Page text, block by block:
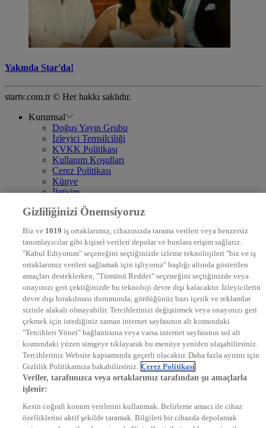
Yakında Star'da!
startv.com.tr © Her hakkı saklıdır.
Kurumsal
Doğuş Yayın Grubu
İzleyici Temsilciliği
KVKK Politikası
Kullanım Koşulları
Çerez Politikası
Künye
İletişim
DYG Televizyonlar
STAR
EURO STAR
KRAL POP TV
DYG Radyolar
NTV RADYO
KRAL FM
KRAL POP
EKSEN
VOYAGE
DYG Dijital
ntv.com.tr
ntvspor.net
secim.ntv.com.tr
startv.com.tr
kralmuzik.com.tr
Gizliliğinizi Önemsiyoruz
Biz ve 1019 iş ortaklarımız, cihazınızda tarama verileri veya benzersiz
tanımlayıcılar gibi kişisel verileri depolar ve bunlara erişim sağlarız.
"Kabul Ediyorum" seçeneğini seçtiğinizde izleme teknolojileri "biz ve iş
ortaklarımız verileri sağlamak için işliyoruz" başlığı altında gösterilen
amaçları desteklerken, "Tümünü Reddet" seçeneğini seçtiğinizde veya
onayınızı geri çektiğinizde bu teknoloji devre dışı kalacaktır. İzleyicilerin
devre dışı bırakılması durumunda, gördüğünüz bazı içerik ve reklamlar
sizinle alakalı olmayabilir. Tercihlerinizi değiştirmek veya onayınızı geri
çekmek için istediğiniz zaman internet sayfasının alt kısmındaki
"Tercihleri Yönet" bağlantısına veya varsa internet sayfasının sol alt
kısmındaki yüzen simgeye tıklayarak bu menüye yeniden ulaşabilirsiniz.
Tercihleriniz Website kapsamında geçerli olacaktır. Daha fazla ayrıntı için
Gizlilik Politikamıza bakabilirsiniz. Çerez Politikasi
Veriler, tarafımızca veya ortaklarımız tarafından şu amaçlarla
işlenir:
Kesin coğrafi konum verilerini kullanmak. Belirleme amacı ile cihaz
özelliklerini aktif şekilde taramak. Bilgileri bir cihazda depolamak